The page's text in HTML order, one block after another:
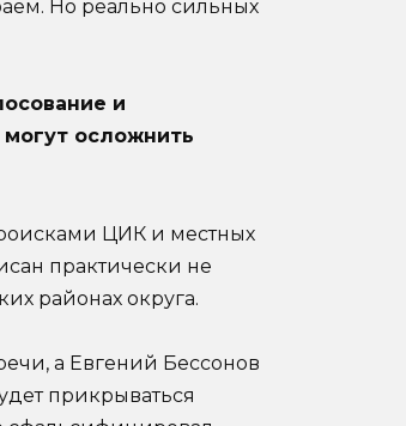
Но реально сильных
и
осложнить
ЦИК и местных
практически не
районах округа.
а Евгений Бессонов
прикрываться